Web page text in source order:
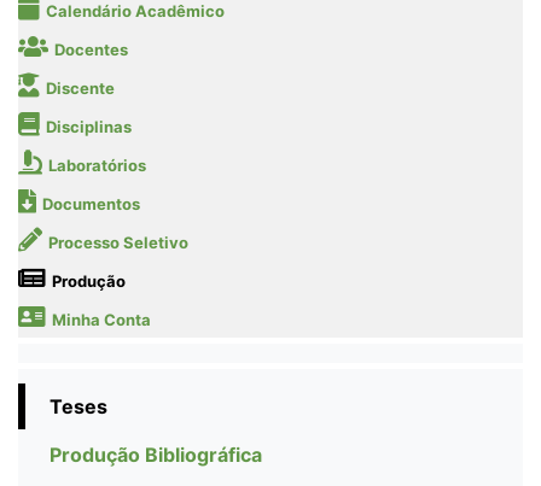
Calendário Acadêmico
Docentes
Discente
Disciplinas
Laboratórios
Documentos
Processo Seletivo
Produção
Minha Conta
Teses
Produção Bibliográfica